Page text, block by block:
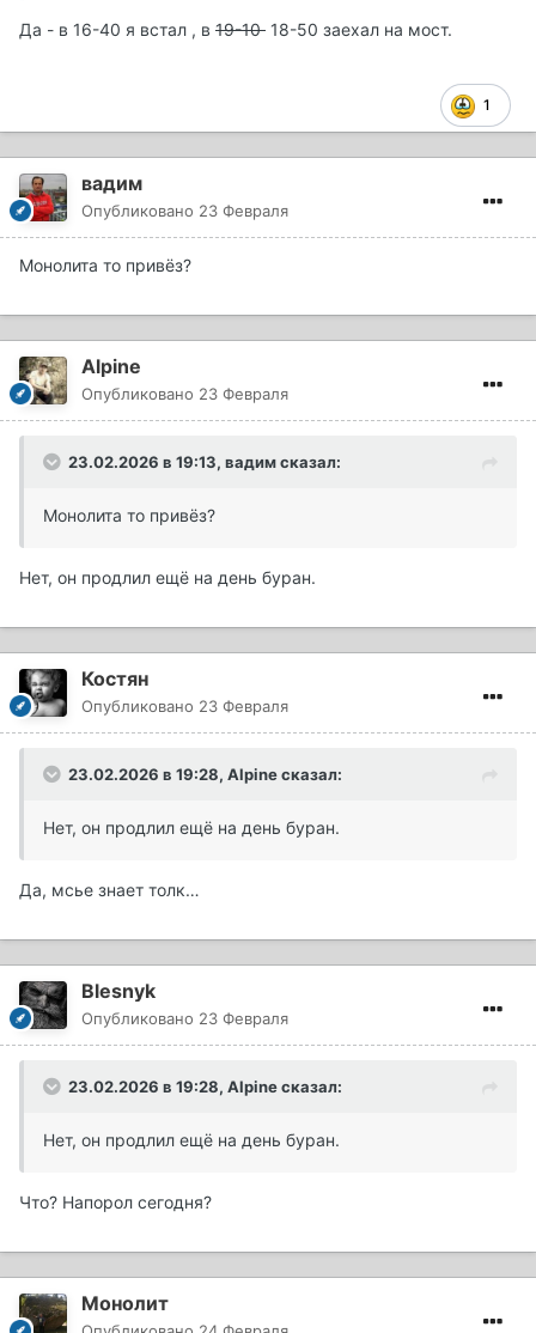
Да - в 16-40 я встал , в 19-10 18-50 заехал на мост.
1
вадим
Опубликовано 23 Февраля
Монолита то привëз?
Alpine
Опубликовано 23 Февраля
23.02.2026 в 19:13, вадимсказал:
Монолита то привëз?
Нет, он продлил ещё на день буран.
Костян
Опубликовано 23 Февраля
23.02.2026 в 19:28, Alpineсказал:
Нет, он продлил ещё на день буран.
Да, мсье знает толк…
Blesnyk
Опубликовано 23 Февраля
23.02.2026 в 19:28, Alpineсказал:
Нет, он продлил ещё на день буран.
Что? Напорол сегодня?
Монолит